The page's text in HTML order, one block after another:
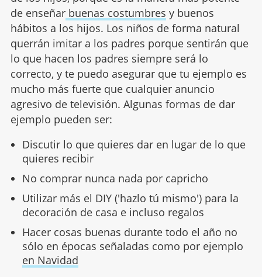
de enseñarbuenas costumbres y buenos
hábitos a los hijos. Los niños de forma natural
querrán imitar a los padres porque sentirán que
lo que hacen los padres siempre será lo
correcto, y te puedo asegurar que tu ejemplo es
mucho más fuerte que cualquier anuncio
agresivo de televisión. Algunas formas de dar
ejemplo pueden ser:
Discutir lo que quieres dar en lugar de lo que
quieres recibir
No comprar nunca nada por capricho
Utilizar más el DIY ('hazlo tú mismo') para la
decoración de casa e incluso regalos
Hacer cosas buenas durante todo el año no
sólo en épocas señaladas como por ejemplo
en Navidad